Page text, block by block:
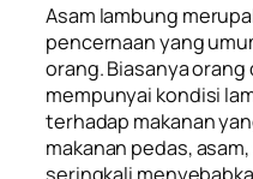
Asam lambung
pencernaan yang
orang. Biasanya
mempunyai kondisi
terhadap makanan
makanan pedas,